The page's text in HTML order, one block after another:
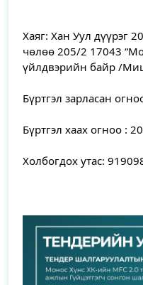
Хаяг: Хан Уул дүүрэг
чөлөө 205/2 17043
үйлдвэрийн байр /
Бүртгэл зарласан
Бүртгэл хаах огноо :
Холбогдох утас: